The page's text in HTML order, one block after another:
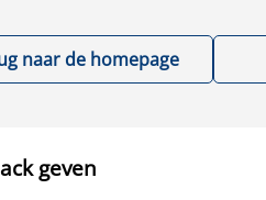
naar de homepage
geven